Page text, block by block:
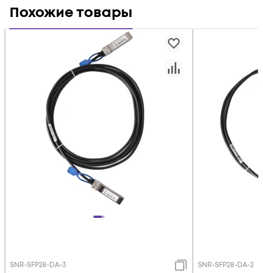
Похожие товары
SNR-SFP28-DA-3 SNR-SFP28-DA-2